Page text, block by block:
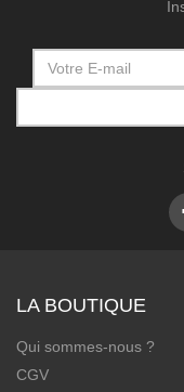
LA BOUTIQUE
Qui sommes-nous ?
CGV